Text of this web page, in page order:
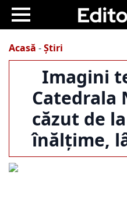
Acasă -Știri
Imagini
Catedrala
căzut de
înălțime,